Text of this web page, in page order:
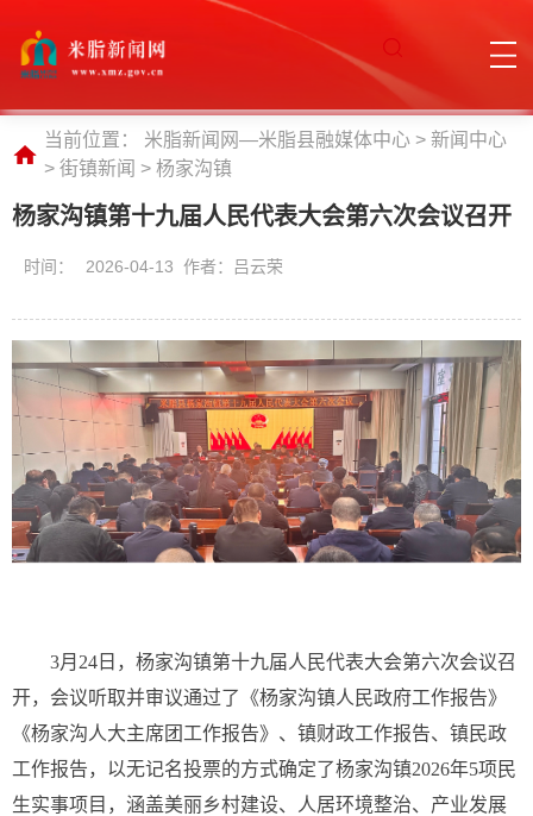
当前位置： 米脂新闻网—米脂县融媒体中心 > 新闻中心
> 街镇新闻 > 杨家沟镇
杨家沟镇第十九届人民代表大会第六次会议召开
时间： 2026-04-13 作者：吕云荣
3月24日，杨家沟镇第十九届人民代表大会第六次会议召
开，会议听取并审议通过了《杨家沟镇人民政府工作报告》
《杨家沟人大主席团工作报告》、镇财政工作报告、镇民政
工作报告，以无记名投票的方式确定了杨家沟镇2026年5项民
生实事项目，涵盖美丽乡村建设、人居环境整治、产业发展